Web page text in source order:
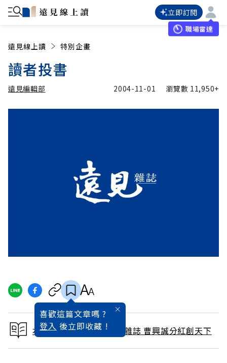
立即訂閱
職場雷達
遠見線上讀 特別企畫
讀者投書
遠見編輯部 2004-11-01 瀏覽數 11,950+
喜歡這篇文章嗎 ?
登入 後立即收藏 !
本文出自 2004 / 11月號雜誌 曹興誠分紅創天下